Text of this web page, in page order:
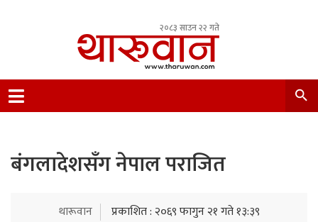
२०८३ साउन २२ गते
Nepal.
बंगलादेशसँग नेपाल पराजित
थारूवान प्रकाशित : २०६९ फागुन २१ गते १३:३९